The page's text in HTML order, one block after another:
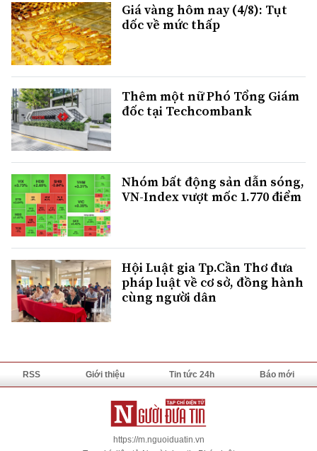
Giá vàng hôm nay (4/8): Tụt
dốc về mức thấp
Thêm một nữ Phó Tổng Giám
đốc tại Techcombank
Nhóm bất động sản dẫn sóng,
VN-Index vượt mốc 1.770 điểm
Hội Luật gia Tp.Cần Thơ đưa
pháp luật về cơ sở, đồng hành
cùng người dân
RSS Giới thiệu Tin tức 24h Báo mới
https://m.nguoiduatin.vn